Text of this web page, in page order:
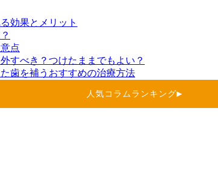
効果とメリット
点
すべき？つけたままでもよい？
歯を補うおすすめの治療方法
▶
人気コラムランキング